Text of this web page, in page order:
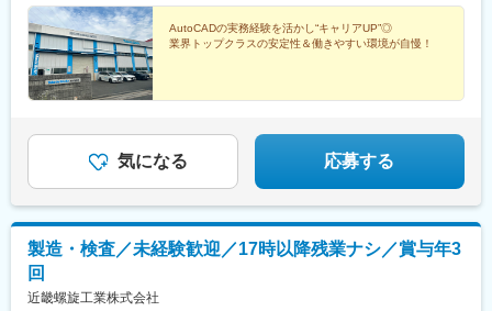
AutoCADの実務経験を活かし“キャリアUP”◎
業界トップクラスの安定性＆働きやすい環境が自慢！
気になる 応募する
製造・検査／未経験歓迎／17時以降残業ナシ／賞与年3
回
近畿螺旋工業株式会社